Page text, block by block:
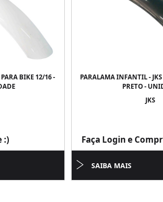
BIKE 12/16 -
:)
PARALAMA INFANTIL -
PRETO -
JKS
Faça Login e
SAIBA MAIS